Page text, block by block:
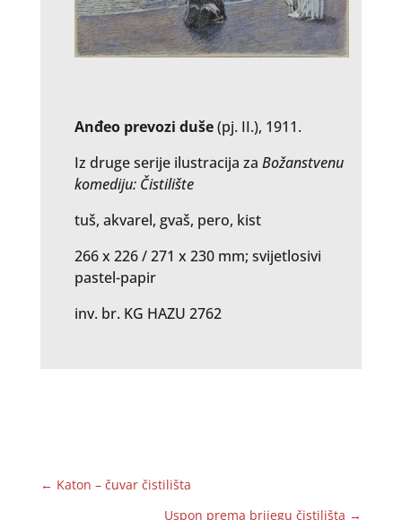
Anđeo prevozi duše(pj. II.), 1911.
Iz druge serije ilustracija za Božanstvenu
komediju: Čistilište
tuš, akvarel, gvaš, pero, kist
266 x 226 / 271 x 230 mm; svijetlosivi
pastel-papir
inv. br. KG HAZU 2762
← Katon – čuvar čistilišta
Uspon prema brijegu čistilišta →